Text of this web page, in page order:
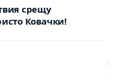
срещу
Ковачки!